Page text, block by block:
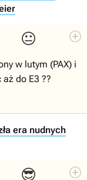
😐
w lutym (PAX) i
do E3 ??
era nudnych
😎